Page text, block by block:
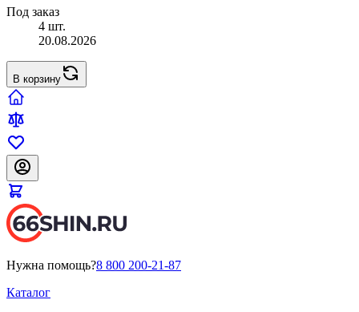
Под заказ
4 шт.
20.08.2026
В корзину
Нужна помощь?8 800 200-21-87
Каталог